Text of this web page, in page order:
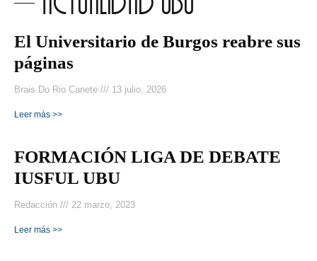
El Universitario de Burgos reabre sus
páginas
Brais Do Rio Canete 13 julio, 2026
Leer más >>
FORMACIÓN LIGA DE DEBATE
IUSFUL UBU
Redacción 22 marzo, 2023
Leer más >>